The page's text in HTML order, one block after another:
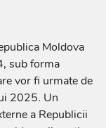
Moldova
sub forma
vor fi urmate de
2025. Un
a Republicii